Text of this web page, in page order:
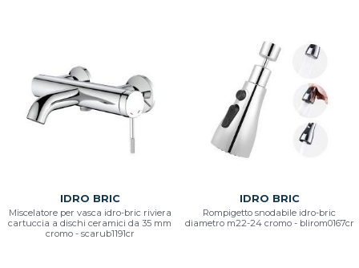
IDRO BRIC
Miscelatore per vasca idro-bric riviera
cartuccia a dischi ceramici da 35 mm
cromo - scarub1191cr
IDRO BRIC
Rompigetto snodabile idro-bric
diametro m22-24 cromo - blirom0167cr